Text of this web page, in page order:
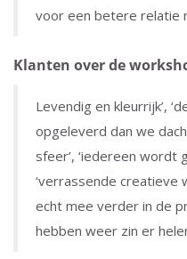
voor een betere relatie
Klanten over de
Levendig en kleurrijk’,
opgeleverd dan we
sfeer’, ‘iedereen wordt
‘verrassende creatieve
echt mee verder in de
hebben weer zin er